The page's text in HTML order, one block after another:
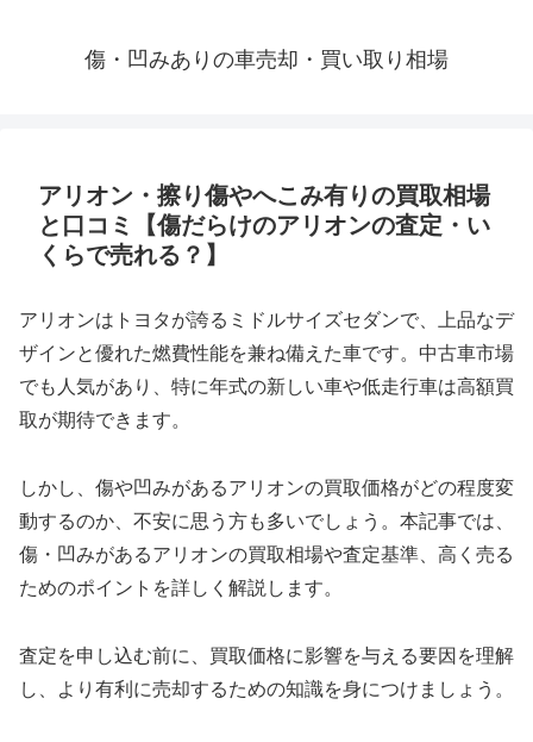
傷・凹みありの車売却・買い取り相場
アリオン・擦り傷やへこみ有りの買取相場
と口コミ【傷だらけのアリオンの査定・い
くらで売れる？】
アリオンはトヨタが誇るミドルサイズセダンで、上品なデ
ザインと優れた燃費性能を兼ね備えた車です。中古車市場
でも人気があり、特に年式の新しい車や低走行車は高額買
取が期待できます。
しかし、傷や凹みがあるアリオンの買取価格がどの程度変
動するのか、不安に思う方も多いでしょう。本記事では、
傷・凹みがあるアリオンの買取相場や査定基準、高く売る
ためのポイントを詳しく解説します。
査定を申し込む前に、買取価格に影響を与える要因を理解
し、より有利に売却するための知識を身につけましょう。